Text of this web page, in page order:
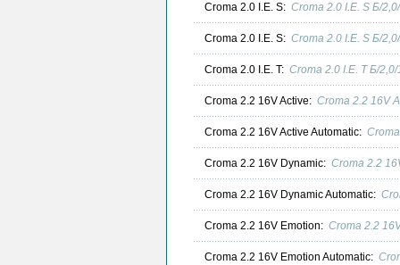
Croma 2.0 I.E. S: Croma 2.0 I.E. S Б/
Croma 2.0 I.E. S: Croma 2.0 I.E. S Б/
Croma 2.0 I.E. T: Croma 2.0 I.E. T Б/
Croma 2.2 16V Active: Croma 2.2 16V
Croma 2.2 16V Active Automatic:
Croma 2.2 16V Dynamic: Croma 2.2
Croma 2.2 16V Dynamic Automatic:
Croma 2.2 16V Emotion: Croma 2.2
Croma 2.2 16V Emotion Automatic: